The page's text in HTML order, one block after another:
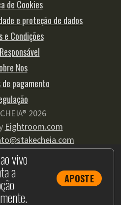
vivo
a APOSTE
de Cookies
e proteção de dados
e Condições
Nos
pagamento
2026
Eightroom.com
2026